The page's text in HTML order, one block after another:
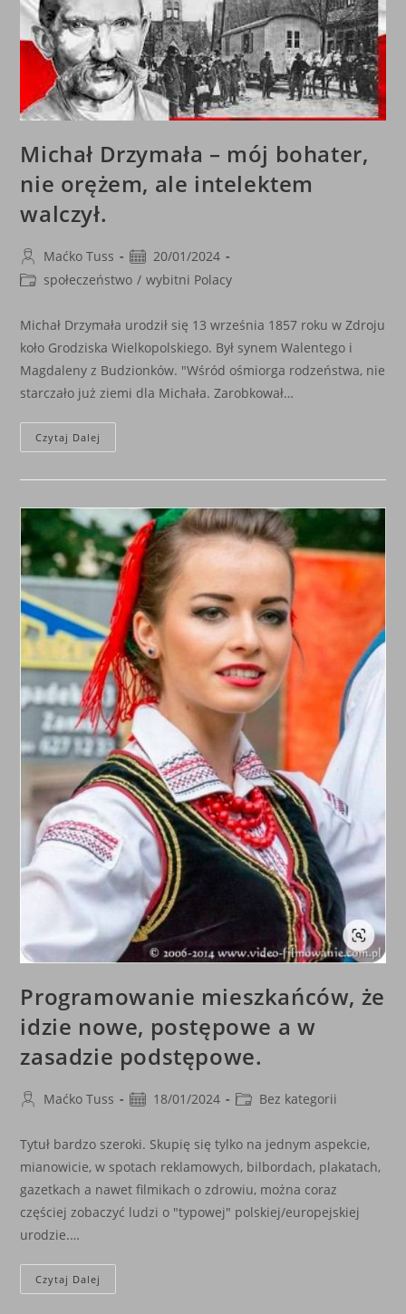
Michał Drzymała – mój bohater,
nie orężem, ale intelektem
walczył.
Post
author:
Maćko Tuss
Post
published:
20/01/2024
Postspołeczeństwo / wybitni Polacy
Michał Drzymała urodził się 13 września 1857 roku w Zdroju
koło Grodziska Wielkopolskiego. Był synem Walentego i
Magdaleny z Budzionków. "Wśród ośmiorga rodzeństwa, nie
starczało już ziemi dla Michała. Zarobkował…
Czytaj Dalej
Drzymała
Mój
Orężem,
Ale
Intelektem
Walczył.
Programowanie mieszkańców, że
idzie nowe, postępowe a w
zasadzie podstępowe.
PostMaćko Tuss
Post18/01/2024
PostBez kategorii
Tytuł bardzo szeroki. Skupię się tylko na jednym aspekcie,
mianowicie, w spotach reklamowych, bilbordach, plakatach,
gazetkach a nawet filmikach o zdrowiu, można coraz
częściej zobaczyć ludzi o "typowej" polskiej/europejskiej
urodzie.…
Czytaj Dalej
Mieszkańców,